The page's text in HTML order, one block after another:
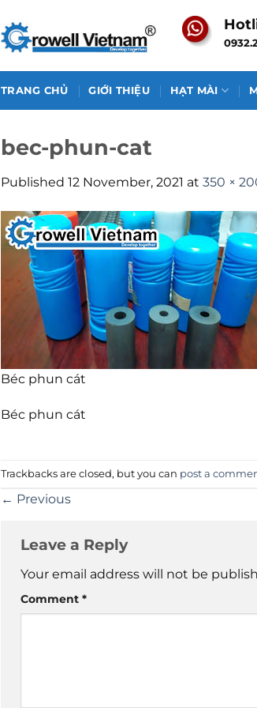
TRANG CHỦ GIỚI THIỆU HẠT MÀI
bec-phun-cat
Published 12 November, 2021 at 350 ×
Béc phun cát
Béc phun cát
Trackbacks are closed, but you can post a
← Previous
Leave a Reply
Your email address will not be
Comment *